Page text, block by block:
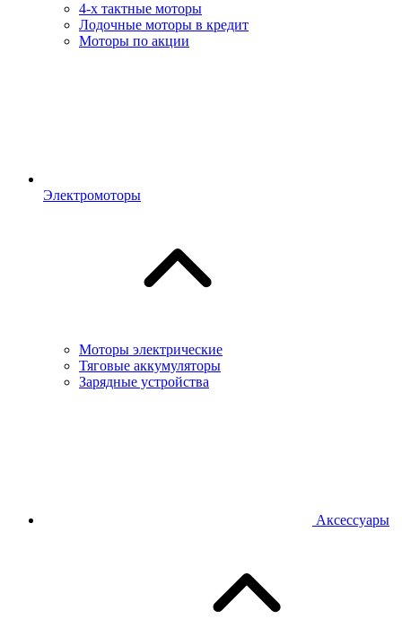
4-х тактные моторы
Лодочные моторы в кредит
Моторы по акции
Электромоторы
Моторы электрические
Тяговые аккумуляторы
Зарядные устройства
Аксессуары